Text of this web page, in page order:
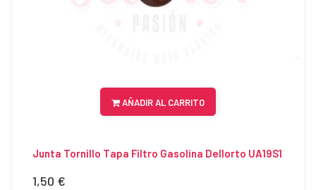
AÑADIR AL CARRITO
Junta Tornillo Tapa Filtro Gasolina Dellorto UA19S1
Precio
1,50 €